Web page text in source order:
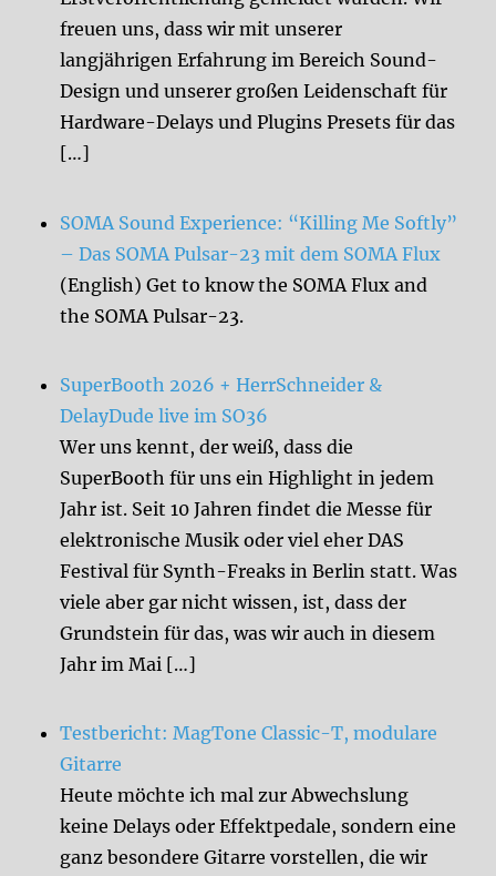
freuen uns, dass wir mit unserer
langjährigen Erfahrung im Bereich Sound-
Design und unserer großen Leidenschaft für
Hardware-Delays und Plugins Presets für das
[…]
SOMA Sound Experience: “Killing Me Softly”
– Das SOMA Pulsar-23 mit dem SOMA Flux
(English) Get to know the SOMA Flux and
the SOMA Pulsar-23.
SuperBooth 2026 + HerrSchneider &
DelayDude live im SO36
Wer uns kennt, der weiß, dass die
SuperBooth für uns ein Highlight in jedem
Jahr ist. Seit 10 Jahren findet die Messe für
elektronische Musik oder viel eher DAS
Festival für Synth-Freaks in Berlin statt. Was
viele aber gar nicht wissen, ist, dass der
Grundstein für das, was wir auch in diesem
Jahr im Mai […]
Testbericht: MagTone Classic-T, modulare
Gitarre
Heute möchte ich mal zur Abwechslung
keine Delays oder Effektpedale, sondern eine
ganz besondere Gitarre vorstellen, die wir